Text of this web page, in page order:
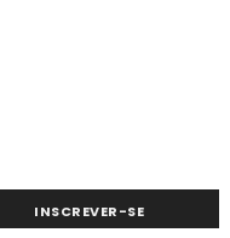
INSCREVER-SE